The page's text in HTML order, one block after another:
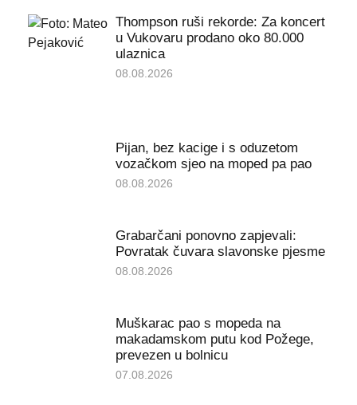
Thompson ruši rekorde: Za koncert
u Vukovaru prodano oko 80.000
ulaznica
08.08.2026
Pijan, bez kacige i s oduzetom
vozačkom sjeo na moped pa pao
08.08.2026
Grabarčani ponovno zapjevali:
Povratak čuvara slavonske pjesme
08.08.2026
Muškarac pao s mopeda na
makadamskom putu kod Požege,
prevezen u bolnicu
07.08.2026